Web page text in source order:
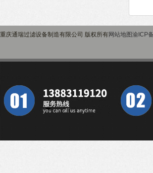
重庆通瑞过滤设备制造有限公司 版权所有网站地图渝ICP